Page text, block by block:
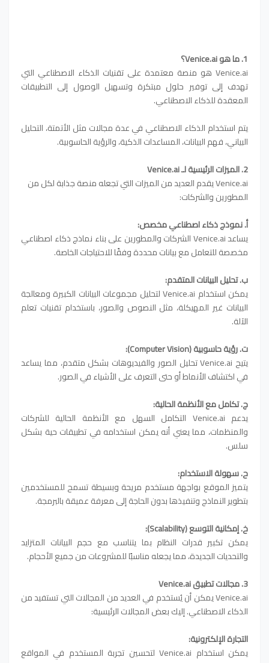
1. ما هو Venice.ai؟
Venice.ai هو منصة معتمدة على تقنيات الذكاء الاصطناعي التي
تهدف إلى توفير حلول مبتكرة وتسهيل الوصول إلى التطبيقات
المعقدة للذكاء الاصطناعي.
يتم استخدام الذكاء الاصطناعي في عدة مجالات مثل الأتمتة، التحليل
البياني، فهم البيانات، المساعدات الذكية، والرؤية الحاسوبية.
2. الميزات الرئيسية لـ Venice.ai
Venice.ai يقدم العديد من الميزات التي تجعله منصة جذابة لكل من
المطورين والشركات:
أ. نموذج ذكاء اصطناعي مخصص:
يساعد Venice.ai الشركات والمطورين على بناء نماذج ذكاء اصطناعي
مخصصة للتعامل مع بيانات محددة وفقًا للاحتياجات الخاصة.
ب. تحليل البيانات المتقدم:
يمكن استخدام Venice.ai لتحليل مجموعات البيانات الكبيرة ومعالجة
البيانات غير المهيكلة، مثل النصوص والصور، باستخدام تقنيات تعلم
الآلة.
ت. رؤية حاسوبية (Computer Vision):
يتيح Venice.ai تحليل الصور والفيديوهات بشكل متقدم، مما يساعد
في اكتشاف الأنماط أو حتى التعرف على الأشياء في الصور.
ج. تكامل مع الأنظمة الحالية:
يدعم Venice.ai التكامل السهل مع الأنظمة الحالية للشركات
والمنظمات، مما يعني أنه يمكن استخدامه في تطبيقات حية بشكل
سلس.
ح. سهولة الاستخدام:
يتميز الموقع بواجهة مستخدم مريحة وبسيطة تسمح للمستخدمين
بتطوير النماذج وتنفيذها بدون الحاجة إلى معرفة عميقة بالبرمجة.
خ. إمكانية التوسع (Scalability):
يمكن تكبير قدرات النظام بما يتناسب مع حجم البيانات المتزايد
والتحديات الجديدة، مما يجعله مناسبًا للمشروعات من جميع الأحجام.
3. مجالات تطبيق Venice.ai
Venice.ai يمكن أن يُستخدم في العديد من المجالات التي تستفيد من
الذكاء الاصطناعي. إليك بعض المجالات الرئيسية:
التجارة الإلكترونية:
يمكن استخدام Venice.ai لتحسين تجربة المستخدم في المواقع